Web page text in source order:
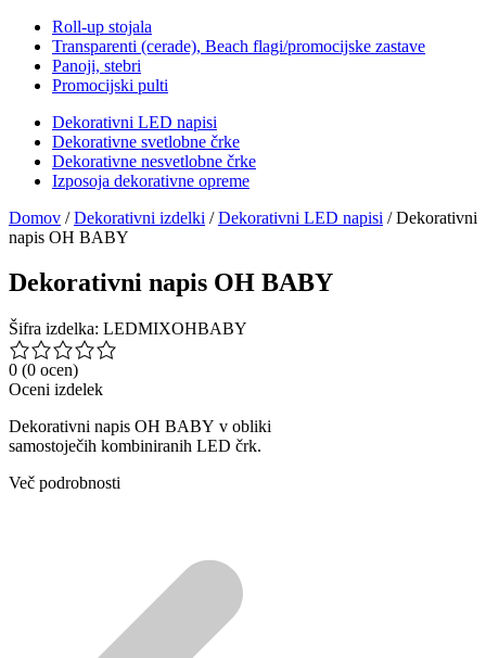
Roll-up stojala
Transparenti (cerade), Beach flagi/promocijske zastave
Panoji, stebri
Promocijski pulti
Dekorativni LED napisi
Dekorativne svetlobne črke
Dekorativne nesvetlobne črke
Izposoja dekorativne opreme
Domov /Dekorativni izdelki /Dekorativni LED napisi / Dekorativni
napis OH BABY
Dekorativni napis OH BABY
Šifra izdelka: LEDMIXOHBABY
0 (0 ocen)
Oceni izdelek
Dekorativni napis OH BABY v obliki
samostoječih kombiniranih LED črk.
Več podrobnosti